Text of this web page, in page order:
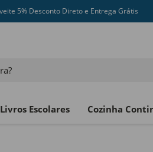
5% Desconto Direto e Entrega Grátis
Livros Escolares Cozinha